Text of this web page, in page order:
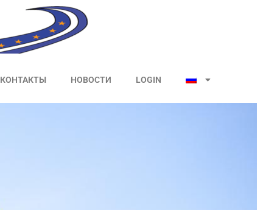
КОНТАКТЫ НОВОСТИ LOGIN